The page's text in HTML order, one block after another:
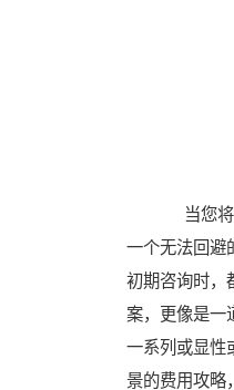
当您将
一个无法回避
初期咨询时，
案，更像是一
一系列或显性
景的费用攻略